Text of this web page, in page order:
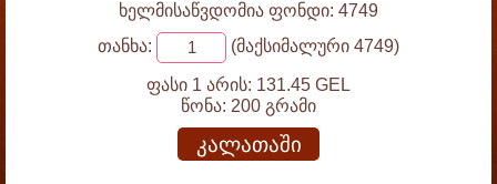
ხელმისაწვდომია ფონდი: 4749
თანხა:
(მაქსიმალური 4749)
ფასი 1 არის: 131.45 GEL
წონა: 200 გრამი
კალათაში